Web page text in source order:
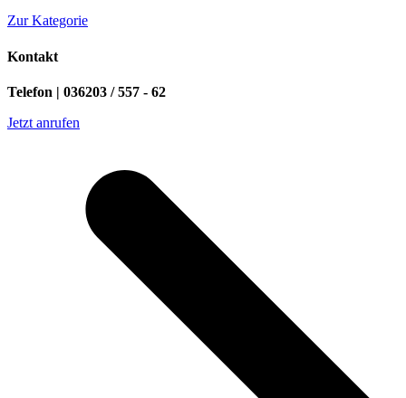
Zur Kategorie
Kontakt
Telefon | 036203 / 557 - 62
Jetzt anrufen